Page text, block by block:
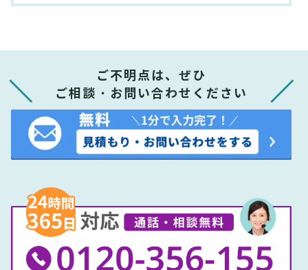
ご不明点は、ぜひ
ご相談・お問い合わせください